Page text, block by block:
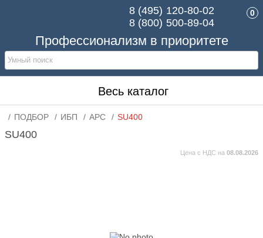
Профессионализм в приоритете
8 (495) 120-80-02
8 (800) 500-89-04
0
Весь каталог
ПОДБОР ИБП APC SU400
SU400
Цена с НДС на 08.08.2026